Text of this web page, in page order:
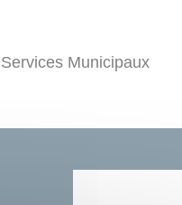
Services Municipaux